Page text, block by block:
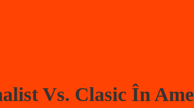
Vs. Clasic În